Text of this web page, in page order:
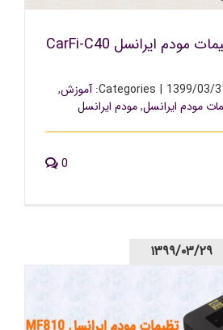
مشخصات و تنظیمات مودم ایرانسل CarFi-C40
1399/03/
|
Categories: آموزش,
مودم ایرانسل,مودم ایرانسل
0
۱۳۹۹/۰۳/۲۹